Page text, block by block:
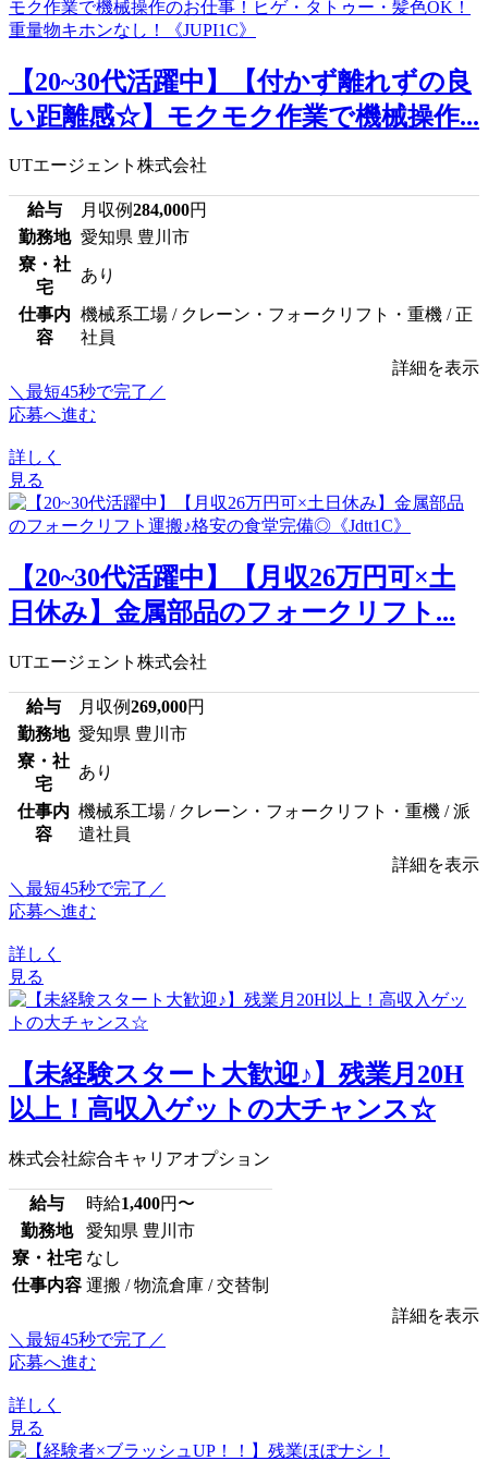
【20~30代活躍中】【付かず離れずの良
い距離感☆】モクモク作業で機械操作...
UTエージェント株式会社
給与 月収例284,000円
勤務地 愛知県 豊川市
寮・社
宅
あり
仕事内
容
機械系工場 / クレーン・フォークリフト・重機 / 正
社員
詳細を表示
＼最短45秒で完了／
応募へ進む
詳しく
見る
【20~30代活躍中】【月収26万円可×土
日休み】金属部品のフォークリフト...
UTエージェント株式会社
給与 月収例269,000円
勤務地 愛知県 豊川市
寮・社
宅
あり
仕事内
容
機械系工場 / クレーン・フォークリフト・重機 / 派
遣社員
詳細を表示
＼最短45秒で完了／
応募へ進む
詳しく
見る
【未経験スタート大歓迎♪】残業月20H
以上！高収入ゲットの大チャンス☆
株式会社綜合キャリアオプション
給与 時給1,400円〜
勤務地
愛知県 豊川市
寮・社宅 なし
仕事内容 運搬 / 物流倉庫 / 交替制
詳細を表示
＼最短45秒で完了／
応募へ進む
詳しく
見る